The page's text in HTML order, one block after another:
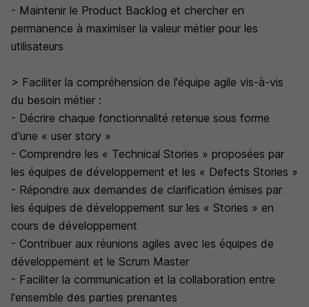
- Maintenir le Product Backlog et chercher en
permanence à maximiser la valeur métier pour les
utilisateurs
> Faciliter la compréhension de l'équipe agile vis-à-vis
du besoin métier :
- Décrire chaque fonctionnalité retenue sous forme
d'une « user story »
- Comprendre les « Technical Stories » proposées par
les équipes de développement et les « Defects Stories »
- Répondre aux demandes de clarification émises par
les équipes de développement sur les « Stories » en
cours de développement
- Contribuer aux réunions agiles avec les équipes de
développement et le Scrum Master
- Faciliter la communication et la collaboration entre
l'ensemble des parties prenantes